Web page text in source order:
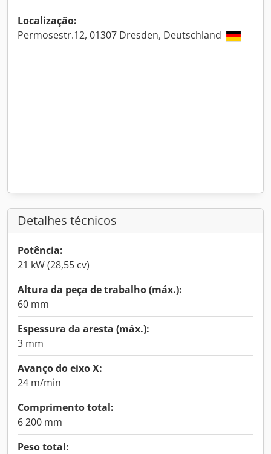
Localização:
Permosestr.12, 01307 Dresden, Deutschland
Detalhes técnicos
Potência:
21 kW (28,55 cv)
Altura da peça de trabalho (máx.):
60 mm
Espessura da aresta (máx.):
3 mm
Avanço do eixo X:
24 m/min
Comprimento total:
6 200 mm
Peso total: